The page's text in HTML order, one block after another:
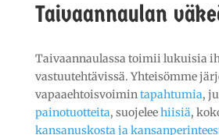
Taivaannaulan
Taivaannaulassa toimii lukuisia
vastuutehtävissä. Yhteisömme
vapaaehtoisvoimintapahtumia,
painotuotteita, suojeleehiisiä,
kansanuskosta ja